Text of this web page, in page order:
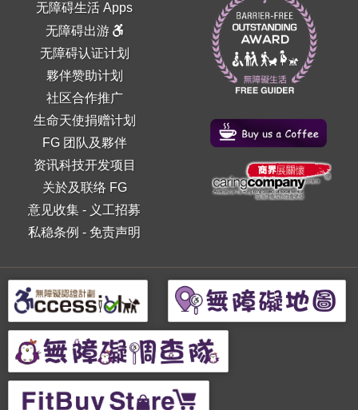
无障碍生活 Apps
无障碍出游
无障碍认证计划
夥伴赞助计划
社区合作推广
生命天使捐赠计划
FG 团队及夥伴
资讯科技开发项目
关於及联络 FG
意见收集 - 义工招募
私稳条例 - 免责声明